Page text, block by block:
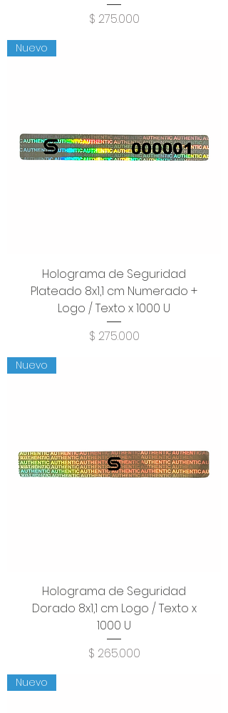
Precio
$ 275.000
Nuevo
Holograma de Seguridad
Plateado 8x1,1 cm Numerado +
Logo / Texto x 1000 U
Precio
$ 275.000
Nuevo
Holograma de Seguridad
Dorado 8x1,1 cm Logo / Texto x
1000 U
Precio
$ 265.000
Nuevo